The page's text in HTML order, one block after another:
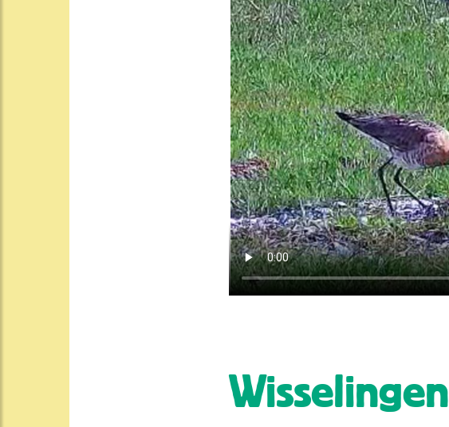
Wisselingen